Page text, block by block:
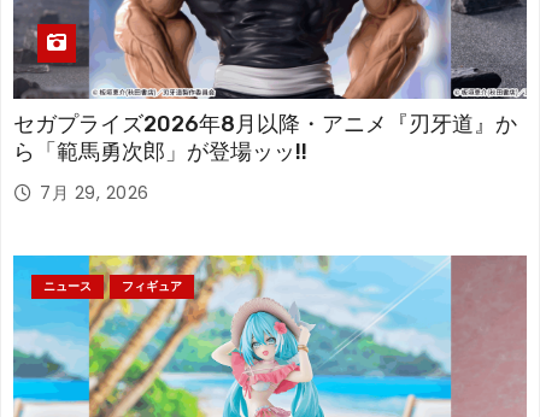
セガプライズ2026年8月以降・アニメ『刃牙道』か
ら「範馬勇次郎」が登場ッッ!!
7月 29, 2026
ニュース フィギュア